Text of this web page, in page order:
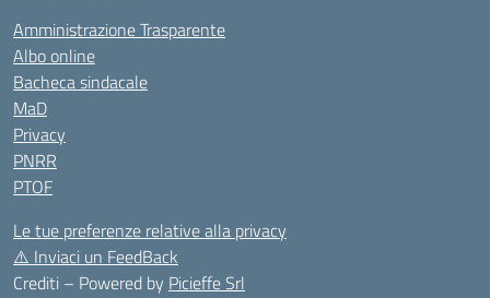
Amministrazione Trasparente
Albo online
Bacheca sindacale
MaD
Privacy
PNRR
PTOF
Le tue preferenze relative alla privacy
⚠️ Inviaci un FeedBack
Crediti – Powered by Picieffe Srl